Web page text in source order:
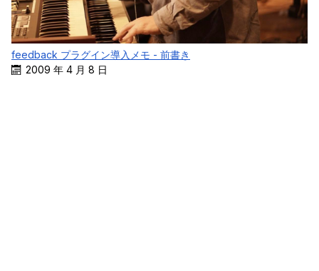
feedback プラグイン導入メモ - 前書き
2009 年 4 月 8 日